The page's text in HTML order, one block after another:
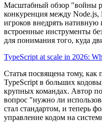
Масштабный обзор "войны
конкуренция между Node.js,
игроков внедрять
встроенные инструменты
для понимания того, куда
TypeScript at scale in 2026:
Статья посвящена тому, как
TypeScript в больших
крупных командах. Автор
вопрос "нужно ли
стал стандартом, и теперь
управление кодом на